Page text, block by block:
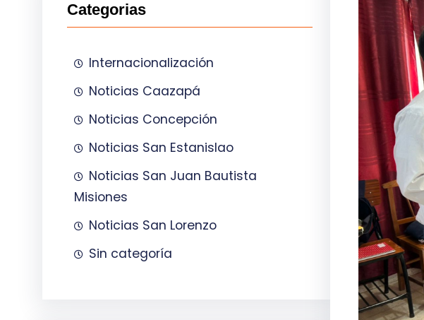
Categorias
Internacionalización
Noticias Caazapá
Noticias Concepción
Noticias San Estanislao
Noticias San Juan Bautista
Misiones
Noticias San Lorenzo
Sin categoría